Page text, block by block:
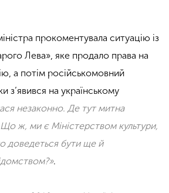
прокоментувала ситуацію із
Лева», яке продало права на
а потім російськомовний
з’явився на українському
незаконно. Де тут митна
ж, ми є Міністерством культури,
доведеться бути ще й
.